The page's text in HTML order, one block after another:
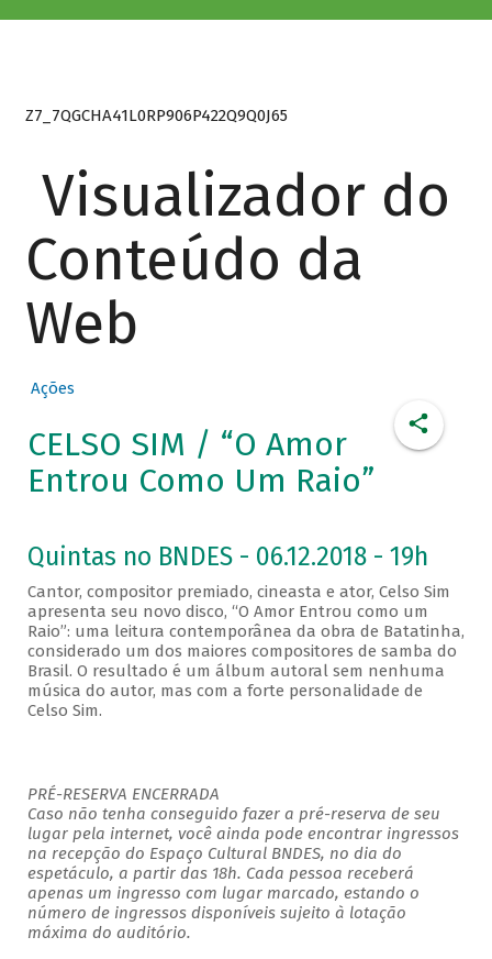
Z7_7QGCHA41L0RP906P422Q9Q0J65
Visualizador do
Conteúdo da
Web
Ações
CELSO SIM / “O Amor
Entrou Como Um Raio”
Quintas no BNDES - 06.12.2018 - 19h
Cantor, compositor premiado, cineasta e ator, Celso Sim
apresenta seu novo disco, “O Amor Entrou como um
Raio”: uma leitura contemporânea da obra de Batatinha,
considerado um dos maiores compositores de samba do
Brasil. O resultado é um álbum autoral sem nenhuma
música do autor, mas com a forte personalidade de
Celso Sim.
PRÉ-RESERVA ENCERRADA
Caso não tenha conseguido fazer a pré-reserva de seu
lugar pela internet, você ainda pode encontrar ingressos
na recepção do Espaço Cultural BNDES, no dia do
espetáculo, a partir das 18h. Cada pessoa receberá
apenas um ingresso com lugar marcado, estando o
número de ingressos disponíveis sujeito à lotação
máxima do auditório.